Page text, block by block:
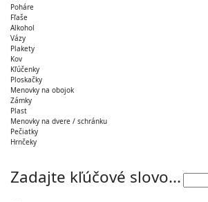
Poháre
Fľaše
Alkohol
Vázy
Plakety
Kov
Kľúčenky
Ploskačky
Menovky na obojok
Zámky
Plast
Menovky na dvere / schránku
Pečiatky
Hrnčeky
Zadajte kľúčové slovo...